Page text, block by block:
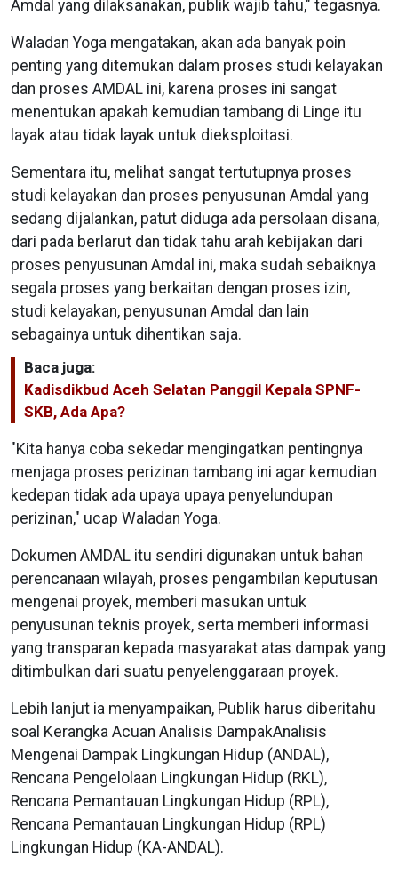
Amdal yang dilaksanakan, publik wajib tahu," tegasnya.
Waladan Yoga mengatakan, akan ada banyak poin
penting yang ditemukan dalam proses studi kelayakan
dan proses AMDAL ini, karena proses ini sangat
menentukan apakah kemudian tambang di Linge itu
layak atau tidak layak untuk dieksploitasi.
Sementara itu, melihat sangat tertutupnya proses
studi kelayakan dan proses penyusunan Amdal yang
sedang dijalankan, patut diduga ada persolaan disana,
dari pada berlarut dan tidak tahu arah kebijakan dari
proses penyusunan Amdal ini, maka sudah sebaiknya
segala proses yang berkaitan dengan proses izin,
studi kelayakan, penyusunan Amdal dan lain
sebagainya untuk dihentikan saja.
Baca juga:
Kadisdikbud Aceh Selatan Panggil Kepala SPNF-
SKB, Ada Apa?
"Kita hanya coba sekedar mengingatkan pentingnya
menjaga proses perizinan tambang ini agar kemudian
kedepan tidak ada upaya upaya penyelundupan
perizinan," ucap Waladan Yoga.
Dokumen AMDAL itu sendiri digunakan untuk bahan
perencanaan wilayah, proses pengambilan keputusan
mengenai proyek, memberi masukan untuk
penyusunan teknis proyek, serta memberi informasi
yang transparan kepada masyarakat atas dampak yang
ditimbulkan dari suatu penyelenggaraan proyek.
Lebih lanjut ia menyampaikan, Publik harus diberitahu
soal Kerangka Acuan Analisis DampakAnalisis
Mengenai Dampak Lingkungan Hidup (ANDAL),
Rencana Pengelolaan Lingkungan Hidup (RKL),
Rencana Pemantauan Lingkungan Hidup (RPL),
Rencana Pemantauan Lingkungan Hidup (RPL)
Lingkungan Hidup (KA-ANDAL).